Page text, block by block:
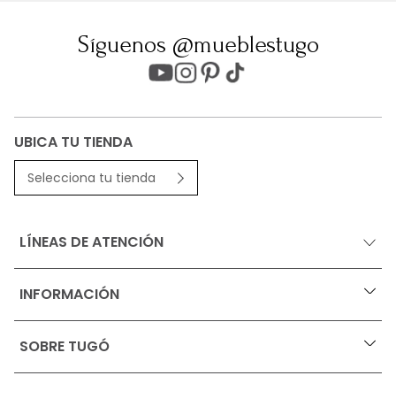
Síguenos @mueblestugo
UBICA TU TIENDA
Selecciona tu tienda
LÍNEAS DE ATENCIÓN
INFORMACIÓN +
Ofertas vigentes
Términos, condiciones y restricciones para productos
SOBRE TUGÓ +